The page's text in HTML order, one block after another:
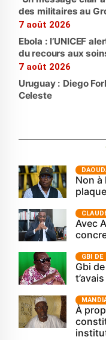
des militaires au
7 août 2026
Ebola : l’UNICEF
du recours aux
7 août 2026
Uruguay : Diego
Celeste
Non
Avec
GBI DE
Gbi
À